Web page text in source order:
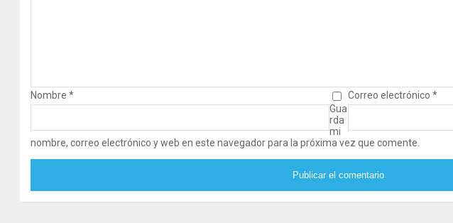
Nombre* Correo electrónico *
Gua
rda
mi
nombre, correo electrónico y web en este navegador para la próxima vez que comente.